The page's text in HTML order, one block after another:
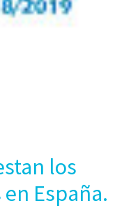
los
España.